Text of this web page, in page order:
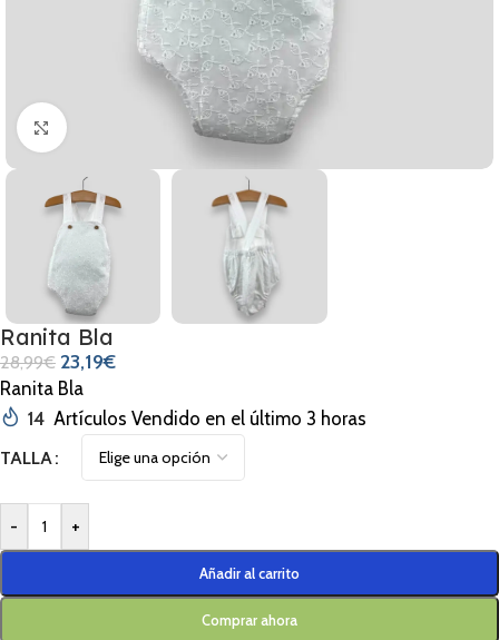
Clic para ampliar
Ranita Bla
28,99€ 23,19€
Ranita Bla
14 Artículos Vendido en el último 3 horas
TALLA
- +
Añadir al carrito
Comprar ahora